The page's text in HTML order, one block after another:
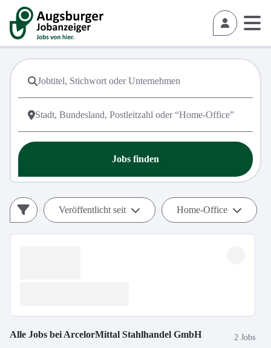
Jobs finden
Veröffentlicht seit Home-Office
Alle Jobs bei ArcelorMittal Stahlhandel GmbH 2 Jobs